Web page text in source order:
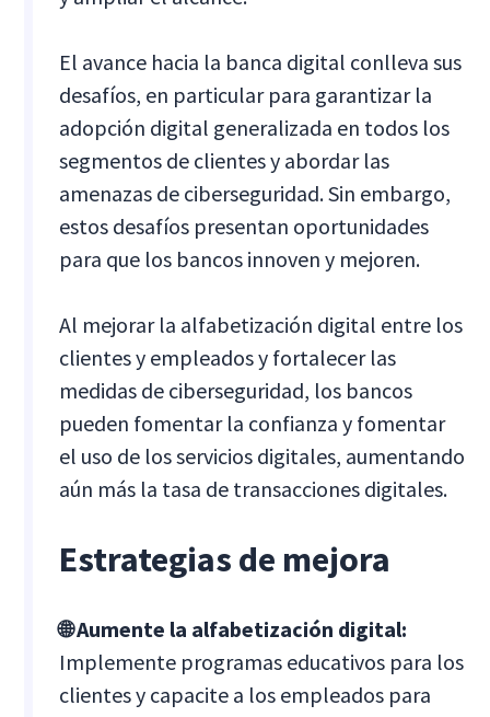
El avance hacia la banca digital conlleva sus
desafíos, en particular para garantizar la
adopción digital generalizada en todos los
segmentos de clientes y abordar las
amenazas de ciberseguridad. Sin embargo,
estos desafíos presentan oportunidades
para que los bancos innoven y mejoren.
Al mejorar la alfabetización digital entre los
clientes y empleados y fortalecer las
medidas de ciberseguridad, los bancos
pueden fomentar la confianza y fomentar
el uso de los servicios digitales, aumentando
aún más la tasa de transacciones digitales.
Estrategias de mejora
🌐 Aumente la alfabetización digital:
Implemente programas educativos para los
clientes y capacite a los empleados para